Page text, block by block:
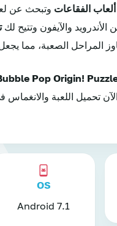
ألعاب الفقاعات وتبحث عن
والآيفون وتتيح لك
المراحل الصعبة، مما
Pop Origin!
تحميل اللعبة
OS
Android 7.1